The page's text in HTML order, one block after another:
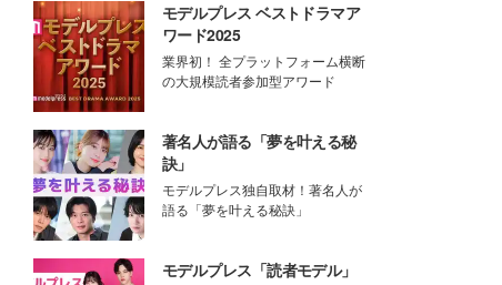
モデルプレス ベストドラマア
ワード2025
業界初！ 全プラットフォーム横断
の大規模読者参加型アワード
著名人が語る「夢を叶える秘
訣」
モデルプレス独自取材！著名人が
語る「夢を叶える秘訣」
モデルプレス「読者モデル」